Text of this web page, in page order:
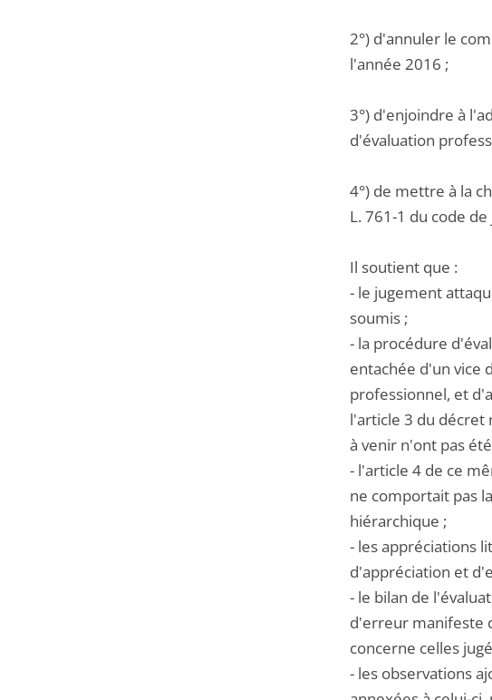
2°) d'annuler le
l'année 2016 ;
3°) d'enjoindre à
d'évaluation
4°) de mettre à la
L. 761-1 du code
Il soutient que :
- le jugement
soumis ;
- la procédure
entachée d'un vice
professionnel, et
l'article 3 du décret
à venir n'ont pas
- l'article 4 de ce
ne comportait pas
hiérarchique ;
- les appréciations
d'appréciation et
- le bilan de
d'erreur manifeste
concerne celles
- les observations